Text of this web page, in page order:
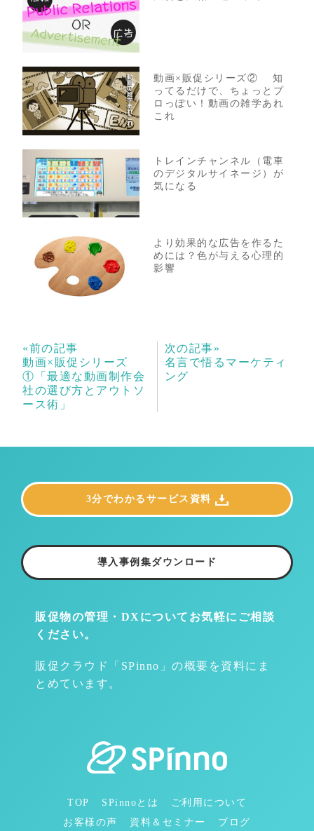
動画×販促シリーズ② 知
ってるだけで、ちょっとプ
ロっぽい！動画の雑学あれ
これ
トレインチャンネル（電車
のデジタルサイネージ）が
気になる
より効果的な広告を作るた
めには？色が与える心理的
影響
«前の記事
動画×販促シリーズ
①「最適な動画制作会
社の選び方とアウトソ
ース術」
次の記事»
名言で悟るマーケティ
ング
販促物の管理・DXについて お気軽にご相談
ください。
販促クラウド「SPinno」の概要を資料にま
とめています。
3分でわかるサービス資料
導入事例集ダウンロード
TOP SPinnoとは
ご利用について
お客様の声
資料＆セミナー
ブログ